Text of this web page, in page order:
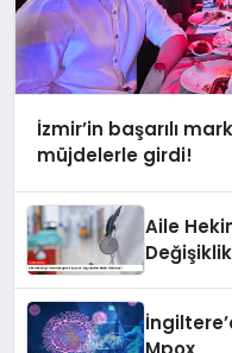
İzmir’in başarılı
müjdelerle girdi!
Aile